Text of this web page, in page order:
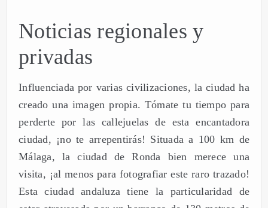
Noticias regionales y
privadas
Influenciada por varias civilizaciones, la ciudad ha
creado una imagen propia. Tómate tu tiempo para
perderte por las callejuelas de esta encantadora
ciudad, ¡no te arrepentirás! Situada a 100 km de
Málaga, la ciudad de Ronda bien merece una
visita, ¡al menos para fotografiar este raro trazado!
Esta ciudad andaluza tiene la particularidad de